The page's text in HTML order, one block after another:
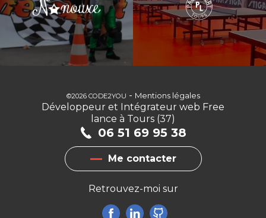
©2026 CODE2YOU - Mentions légales
Développeur et Intégrateur web Free
lance à Tours (37)
06 51 69 95 38
Me contacter
Retrouvez-moi sur